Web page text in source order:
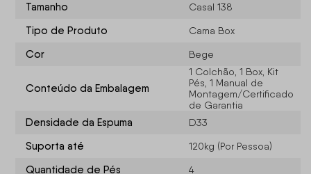
Tamanho Casal 138
Tipo de Produto Cama Box
Cor Bege
Conteúdo da Embalagem
1 Colchão, 1 Box, Kit
Pés, 1 Manual de
Montagem/Certificado
de Garantia
Densidade da Espuma D33
Suporta até 120kg (Por Pessoa)
Quantidade de Pés 4